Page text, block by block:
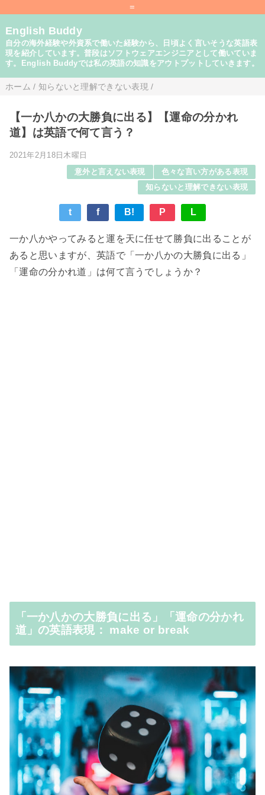
=
English Buddy
自分の海外経験や外資系で働いた経験から、日頃よく言いそうな英語表
現を紹介しています。普段はソフトウェアエンジニアとして働いていま
す。English Buddyでは私の英語の知識をアウトプットしていきます。
ホーム / 知らないと理解できない表現 /
【一か八かの大勝負に出る】【運命の分かれ
道】は英語で何て言う？
2021年2月18日木曜日
意外と言えない表現
色々な言い方がある表現
知らないと理解できない表現
t f B! P L
一か八かやってみると運を天に任せて勝負に出ることが
あると思いますが、英語で「一か八かの大勝負に出る」
「運命の分かれ道」は何て言うでしょうか？
「一か八かの大勝負に出る」「運命の分かれ
道」の英語表現： make or break